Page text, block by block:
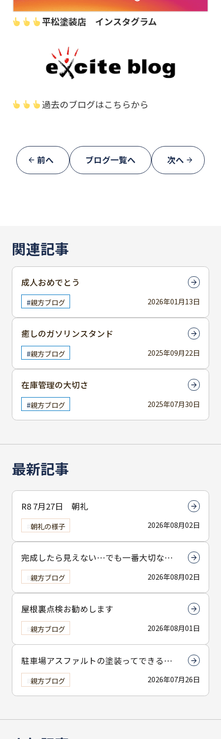
平松塗装店 インスタグラム
過去のブログはこちらから
前へ ブログ一覧へ 次へ
最新記事
R8 7月27日 朝礼
2026年08月02日
朝礼の様子
完成したら見えない…でも一番大切なん
は下塗りです
2026年08月02日
親方ブログ
屋根裏点検お勧めします
2026年08月01日
親方ブログ
駐車場アスファルトの塗装ってできる
の？
2026年07月26日
親方ブログ
関連記事
2026年01月13日
成人おめでとう
親方ブログ
2025年09月22日
癒しのガソリンスタンド
親方ブログ
2025年07月30日
在庫管理の大切さ
親方ブログ